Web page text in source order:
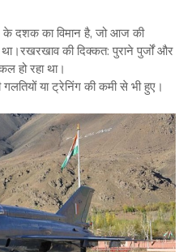
दशक का विमान है, जो आज की
की दिक्कत: पुराने पुर्जों और
हो रहा था।
या ट्रेनिंग की कमी से भी हुए।